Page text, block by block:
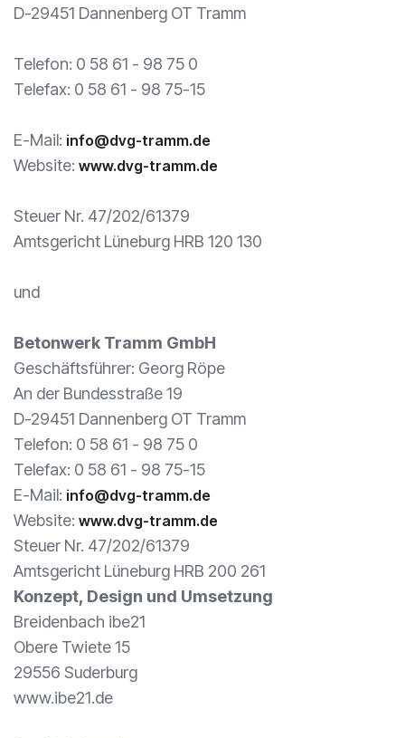
D-29451 Dannenberg OT Tramm
Telefon: 0 58 61 - 98 75 0
Telefax: 0 58 61 - 98 75-15
E-Mail: info@dvg-tramm.de
Website: www.dvg-tramm.de
Steuer Nr. 47/202/61379
Amtsgericht Lüneburg HRB 120 130
und
Betonwerk Tramm GmbH
Geschäftsführer: Georg Röpe
An der Bundesstraße 19
D-29451 Dannenberg OT Tramm
Telefon: 0 58 61 - 98 75 0
Telefax: 0 58 61 - 98 75-15
E-Mail: info@dvg-tramm.de
Website: www.dvg-tramm.de
Steuer Nr. 47/202/61379
Amtsgericht Lüneburg HRB 200 261
Konzept, Design und Umsetzung
Breidenbach ibe21
Obere Twiete 15
29556 Suderburg
www.ibe21.de